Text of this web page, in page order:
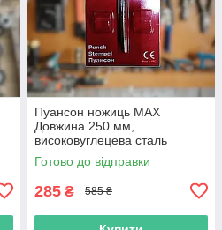
Пуансон ножиць MAX
Довжина 250 мм,
високовуглецева сталь
Готово до відправки
285 ₴ 585 ₴